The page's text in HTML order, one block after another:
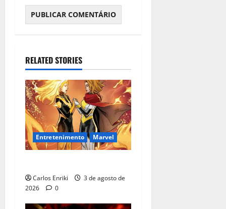
RELATED STORIES
Entretenimento Marvel
Carlos Enriki
3 de agosto de
2026
0